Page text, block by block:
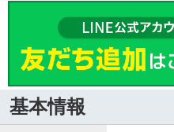
基本情報